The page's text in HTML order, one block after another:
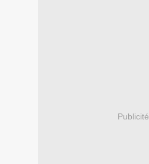
Publicité